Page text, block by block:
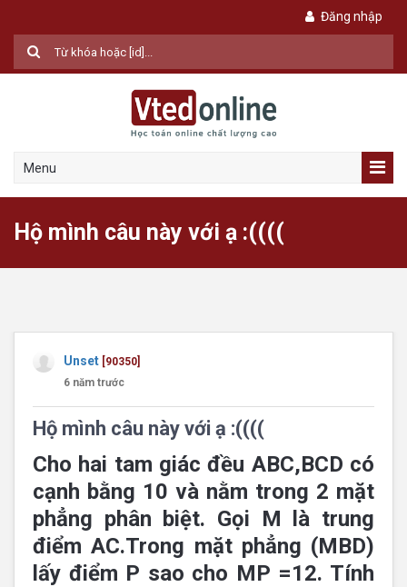
Đăng nhập
Menu
Hộ mình câu này với ạ :((((
Unset [90350]
6 năm trước
Hộ mình câu này với ạ :((((
Cho hai tam giác đều ABC,BCD có
cạnh bằng 10 và nằm trong 2 mặt
phẳng phân biệt. Gọi M là trung
điểm AC.Trong mặt phẳng (MBD)
lấy điểm P sao cho MP =12. Tính